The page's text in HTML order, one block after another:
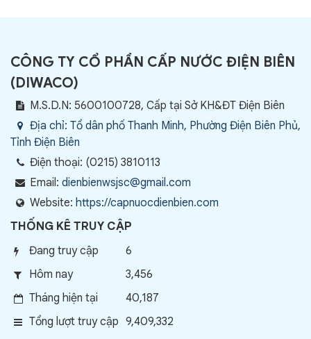
CÔNG TY CỔ PHẦN CẤP NƯỚC ĐIỆN BIÊN
(DIWACO)
M.S.D.N: 5600100728, Cấp tại Sở KH&ĐT Điện Biên
Địa chỉ: Tổ dân phố Thanh Minh, Phường Điện Biên Phủ,
Tỉnh Điện Biên
Điện thoại: (0215) 3810113
Email: dienbienwsjsc@gmail.com
Website: https://capnuocdienbien.com
THỐNG KÊ TRUY CẬP
Đang truy cập
6
Hôm nay
3,456
Tháng hiện tại
40,187
Tổng lượt truy cập 9,409,332